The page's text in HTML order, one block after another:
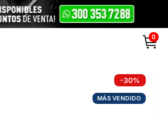
0
-30%
MÁS VENDIDO